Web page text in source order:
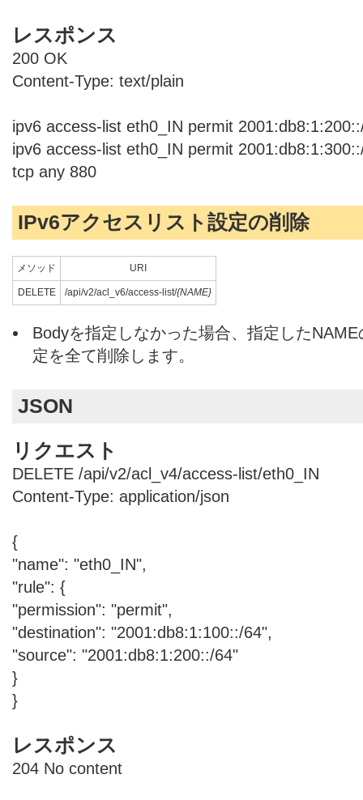
レスポンス
200 OK
Content-Type: text/plain
ipv6 access-list eth0_IN permit
ipv6 access-list eth0_IN permit
tcp any 880
IPv6アクセスリスト設定の削除
メソッド URI
DELETE /api/v2/acl_v6/access-list/{NAME}
Bodyを指定しなかった場合、指定した
定を全て削除します。
JSON
リクエスト
DELETE /api/v2/acl_v4/access-list/eth0_IN
Content-Type: application/json
{
"name": "eth0_IN",
"rule": {
"permission": "permit",
"destination": "2001:db8:1:100::/64",
"source": "2001:db8:1:200::/64"
}
}
レスポンス
204 No content